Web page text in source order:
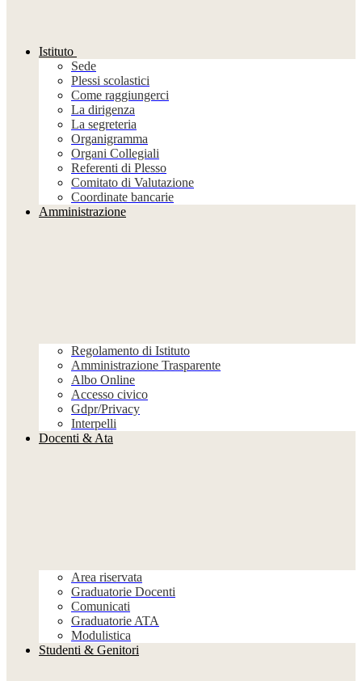
Istituto
Sede
Plessi scolastici
Come raggiungerci
La dirigenza
La segreteria
Organigramma
Organi Collegiali
Referenti di Plesso
Comitato di Valutazione
Coordinate bancarie
Amministrazione
Regolamento di Istituto
Amministrazione Trasparente
Albo Online
Accesso civico
Gdpr/Privacy
Interpelli
Docenti & Ata
Area riservata
Graduatorie Docenti
Comunicati
Graduatorie ATA
Modulistica
Studenti & Genitori